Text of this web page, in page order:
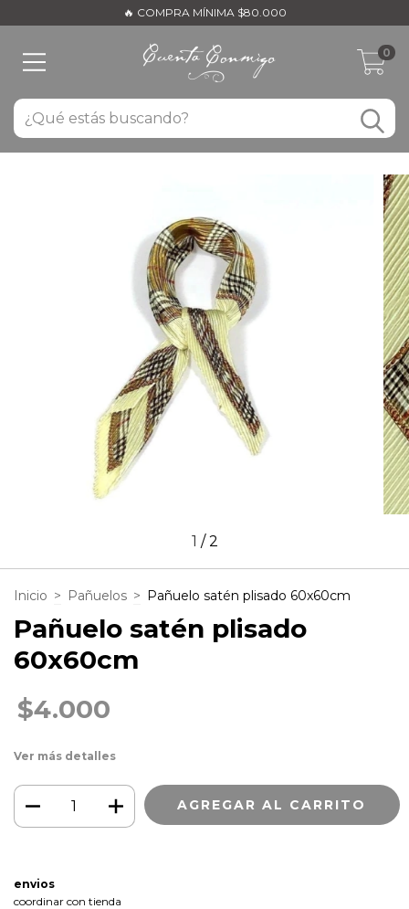
🔥 COMPRA MÍNIMA $80.000
0
1 /2
Inicio > Pañuelos > Pañuelo satén plisado 60x60cm
Pañuelo satén plisado
60x60cm
$4.000
Ver más detalles
envios
coordinar con tienda